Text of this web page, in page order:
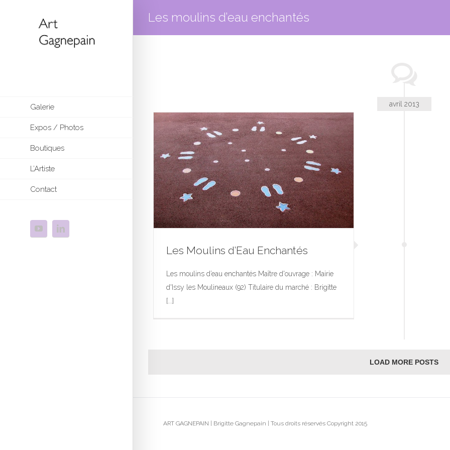
Galerie
Expos / Photos
Boutiques
L’Artiste
Contact
Les moulins d’eau enchantés
avril 2013
Les Moulins d’Eau Enchantés
Les Moulins d’Eau Enchantés
Les moulins d’eau enchantés Maître d'ouvrage : Mairie
d'Issy les Moulineaux (92) Titulaire du marché : Brigitte
[...]
LOAD MORE POSTS
ART GAGNEPAIN | Brigitte Gagnepain | Tous droits réservés Copyright 2015